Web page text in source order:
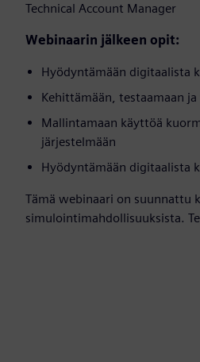
Technical Account Manager
Webinaarin jälkeen opit:
Hyödyntämään digitaalista
Kehittämään, testaamaan
Mallintamaan käyttöä
järjestelmään
Hyödyntämään digitaalista
Tämä webinaari on suunnattu
simulointimahdollisuuksista.